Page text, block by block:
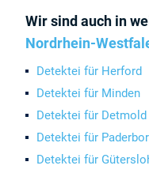
Wir sind auch in
Nordrhein-
Detektei für Herford
Detektei für Minden
Detektei für Detmold
Detektei für
Detektei für